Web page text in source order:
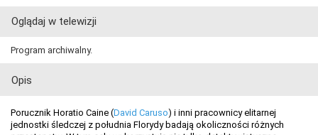
Oglądaj w telewizji
Program archiwalny.
Opis
Porucznik Horatio Caine (David Caruso) i inni pracownicy elitarnej
jednostki śledczej z południa Florydy badają okoliczności różnych